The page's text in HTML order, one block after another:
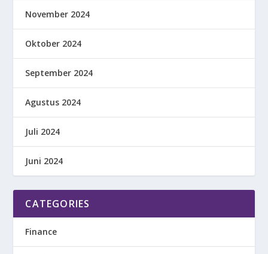
November 2024
Oktober 2024
September 2024
Agustus 2024
Juli 2024
Juni 2024
CATEGORIES
Finance